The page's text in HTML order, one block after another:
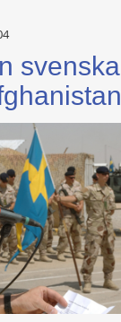
svenska